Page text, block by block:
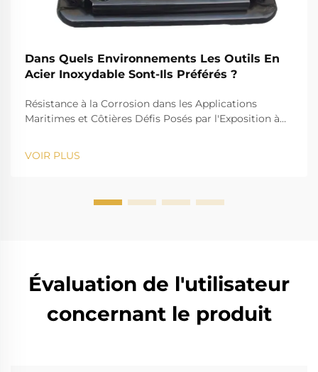
Dans Quels Environnements Les Outils En
Acier Inoxydable Sont-Ils Préférés ?
Résistance à la Corrosion dans les Applications
Maritimes et Côtières Défis Posés par l'Exposition à
pour son action corrosive sur les instruments
VOIR PLUS
Évaluation de l'utilisateur
concernant le produit